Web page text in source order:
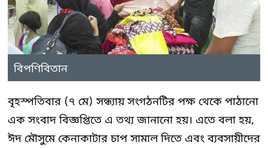
বিপণিবিতান
বৃহস্পতিবার (৭ মে) সন্ধ্যায় সংগঠনটির পক্ষ থেকে পাঠানো
এক সংবাদ বিজ্ঞপ্তিতে এ তথ্য জানানো হয়। এতে বলা হয়,
ঈদ মৌসুমে কেনাকাটার চাপ সামাল দিতে এবং ব্যবসায়ীদের